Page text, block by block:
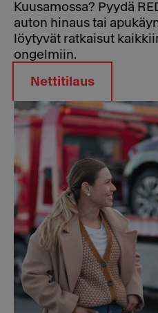
Kuusamossa? Pyydä
auton hinaus tai
löytyvät ratkaisut
ongelmiin.
Nettitilaus